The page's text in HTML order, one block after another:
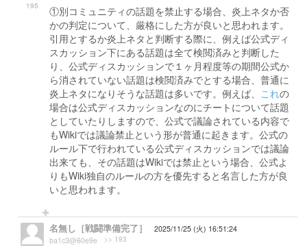
195
①別コミュニティの話題を禁止する場合、炎上ネタか否
かの判定について、厳格にした方が良いと思われます。
引用とするか炎上ネタと判断する際に、例えば公式ディ
スカッション下にある話題は全て検閲済みと判断した
り、公式ディスカッションで１ヶ月程度等の期間公式か
ら消されていない話題は検閲済みでとする場合、普通に
炎上ネタになりそうな話題は多いです。例えば、 これの
場合は公式ディスカッションなのにチートについて話題
としていたりしますので、公式で議論されている内容で
もWikiでは議論禁止という形が普通に起きます。公式の
ルール下で行われている公式ディスカッションでは議論
出来ても、その話題はWikiでは禁止という場合、公式よ
りもWiki独自のルールの方を優先すると名言した方が良
いと思われます。
名無し［戦闘準備完了］
2025/11/25 (火) 16:51:24
ba1c3@60e9e
>> 193